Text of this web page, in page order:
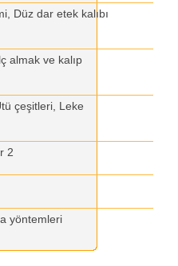
Düz dar etek kalıbı
almak ve kalıp
çeşitleri, Leke
2
yöntemleri